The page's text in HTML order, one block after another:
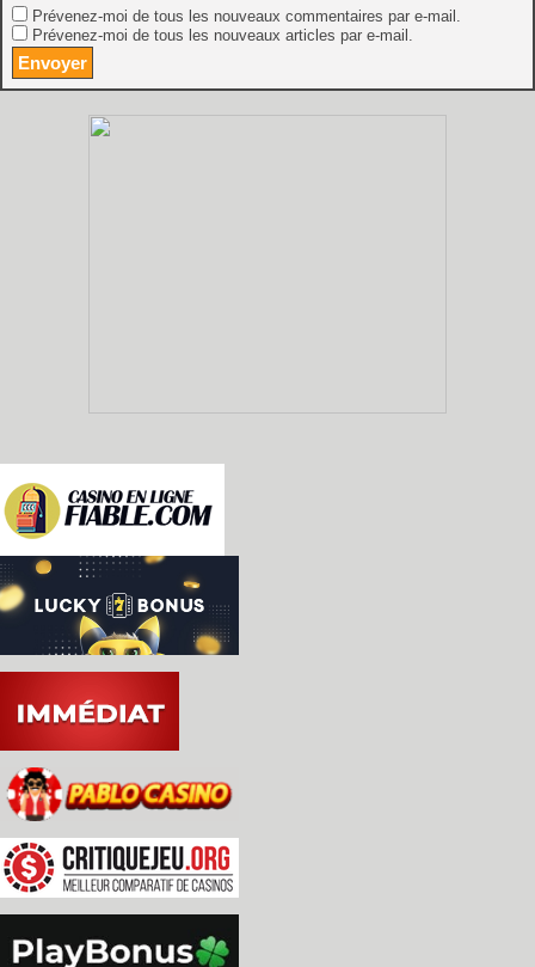
Prévenez-moi de tous les nouveaux commentaires par e-mail.
Prévenez-moi de tous les nouveaux articles par e-mail.